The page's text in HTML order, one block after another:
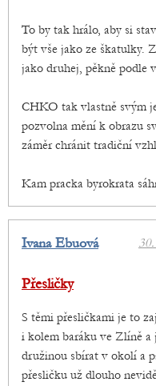
To by tak hrálo, aby si
být vše jako ze škatulky.
jako druhej, pěkně podle
CHKO tak vlastně svým
pozvolna mění k obrazu
záměr chránit tradiční
Kam pracka byrokrata
Ivana Ebuová
Přesličky
S těmi přesličkami je to
i kolem baráku ve Zlíně a
družinou sbírat v okolí a
přesličku už dlouho